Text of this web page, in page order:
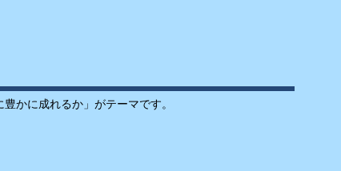
かに成れるか」がテーマです。